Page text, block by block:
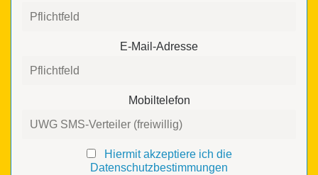
E-Mail-Adresse
Mobiltelefon
Hiermit akzeptiere ich die
Datenschutzbestimmungen